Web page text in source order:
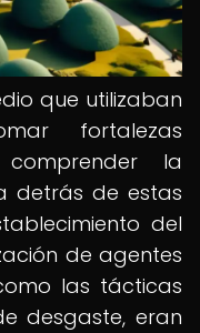
que utilizaban
fortalezas
la
detrás de estas
del
de agentes
las tácticas
desgaste, eran